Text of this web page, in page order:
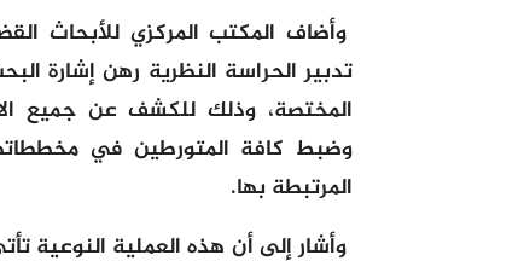
وأضاف المكتب المركزي للأبحاث
تدبير الحراسة النظرية رهن إشارة
المختصة، وذلك للكشف عن جميع
وضبط كافة المتورطين في
المرتبطة بها.
وأشار إلى أن هذه العملية النوعية